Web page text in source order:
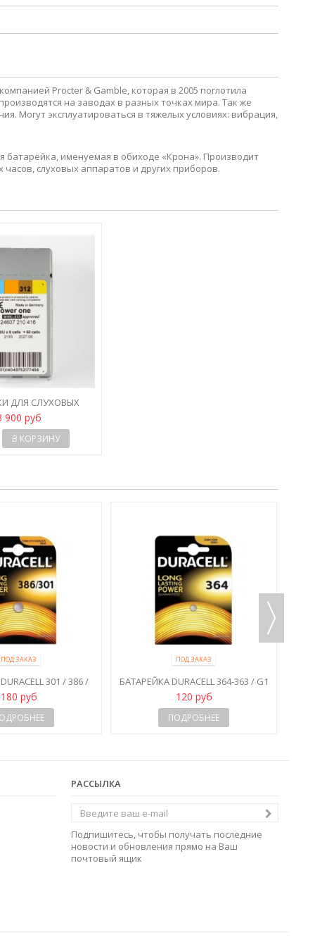
Procter & Gamble, которая в 2005 поглотила
на заводах в разных точках мира. Так же
Могут эксплуатироваться в тяжелых условиях: вибрация,
батарейка, именуемая в обиходе «Крона». Производит
слуховых аппаратов и других приборов.
ДЛЯ СЛУХОВЫХ
POWER ONE
P312...
900 руб
В КОРЗИНУ
ПОД ЗАКАЗ
301 / 386 /
/ G12
180 руб
ПОД ЗАКАЗ
БАТАРЕЙКА DURACELL 364-363 / G1
/ SR621SW
120 руб
ПОДРОБНЕЕ
РАССЫЛКА
Подпишитесь, чтобы получать последние
новости и обновления прямо на Ваш
почтовый ящик